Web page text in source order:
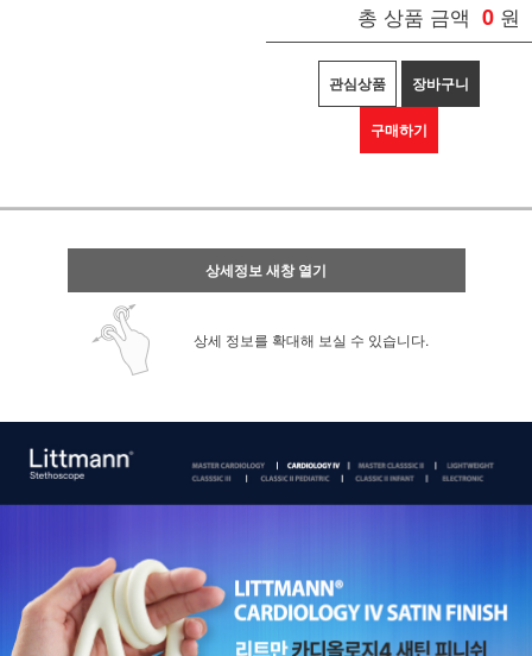
총 상품 금액 0 원
관심상품 장바구니
구매하기
상세정보 새창 열기
상세 정보를 확대해 보실 수 있습니다.